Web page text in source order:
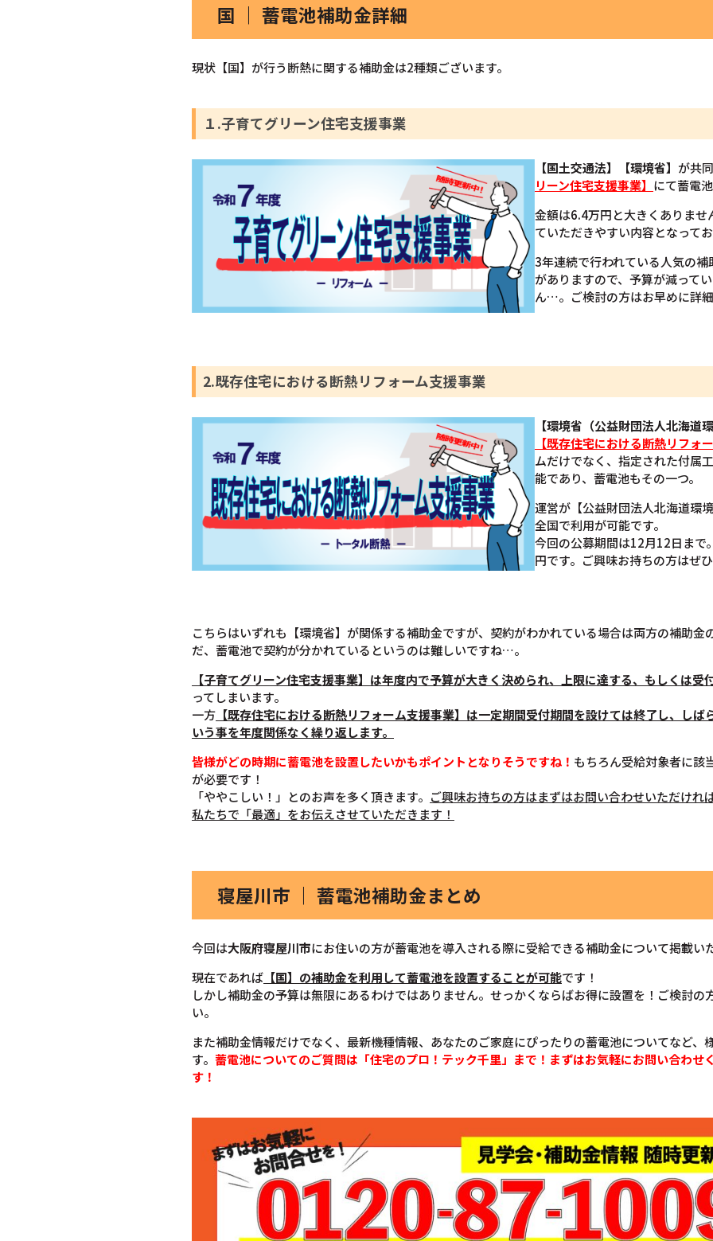
国 ｜ 蓄電池補助金詳細
現状【国】が行う断熱に関する補助金は2種類ございます。
１.子育てグリーン住宅支援事業
【国土交通法】【環境省】 が共
リーン住宅支援事業】 にて蓄電
金額は6.4万円と大きくありま
ていただきやすい内容となって
3年連続で行われている人気の
がありますので、予算が減って
ん…。ご検討の方はお早めに詳
2.既存住宅における断熱リフォーム支援事業
【環境省（公益財団法人北海道
【既存住宅における断熱リフォ
ムだけでなく、指定された付属
能であり、蓄電池もその一つ。
運営が【公益財団法人北海道環
全国で利用が可能です。
今回の公募期間は12月12日まで
円です。ご興味お持ちの方はぜ
こちらはいずれも【環境省】が関係する補助金ですが、契約がわかれている場合は両方の補助金
だ、蓄電池で契約が分かれているというのは難しいですね…。
【子育てグリーン住宅支援事業】は年度内で予算が大きく決められ、上限に達する、もしくは受
ってしまいます。
一方 【既存住宅における断熱リフォーム支援事業】は一定期間受付期間を設けては終了し、し
いう事を年度関係なく繰り返します。
皆様がどの時期に蓄電池を設置したいかもポイントとなりそうですね！ もちろん受給対象者に該
が必要です！
「ややこしい！」とのお声を多く頂きます。 ご興味お持ちの方はまずはお問い合わせいただけれ
私たちで「最適」をお伝えさせていただきます！
寝屋川市 ｜ 蓄電池補助金まとめ
今回は大阪府寝屋川市にお住いの方が蓄電池を導入される際に受給できる補助金について掲載い
現在であれば 【国】の補助金を利用して蓄電池を設置することが可能です！
しかし補助金の予算は無限にあるわけではありません。せっかくならばお得に設置を！ご検討の
い。
また補助金情報だけでなく、最新機種情報、あなたのご家庭にぴったりの蓄電池についてなど、
す。 蓄電池についてのご質問は「住宅のプロ！テック千里」まで！まずはお気軽にお問い合わせ
す！